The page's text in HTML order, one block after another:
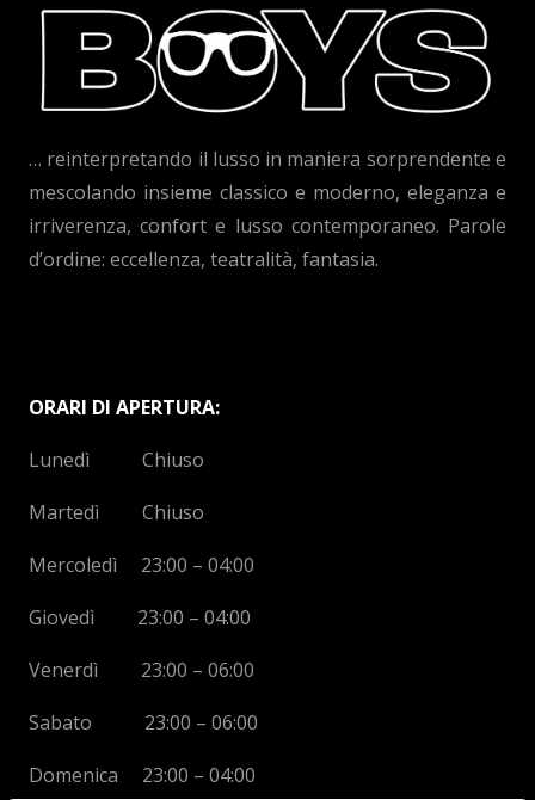
… reinterpretando il lusso in maniera sorprendente e
mescolando insieme classico e moderno, eleganza e
irriverenza, confort e lusso contemporaneo. Parole
d’ordine: eccellenza, teatralità, fantasia.
ORARI DI APERTURA:
Lunedì Chiuso
Martedì Chiuso
Mercoledì 23:00 – 04:00
Giovedì 23:00 – 04:00
Venerdì 23:00 – 06:00
Sabato 23:00 – 06:00
Domenica 23:00 – 04:00